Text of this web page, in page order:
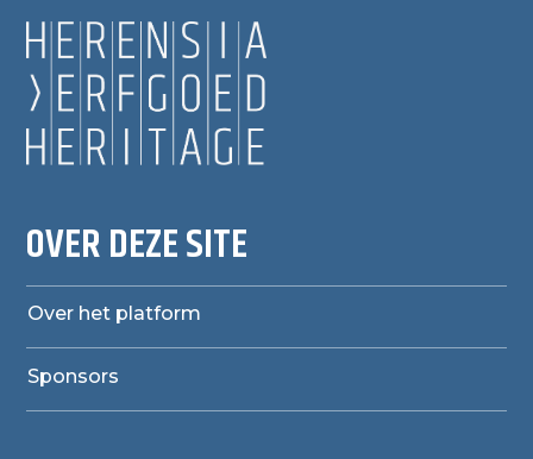
OVER DEZE SITE
Over het platform
Sponsors